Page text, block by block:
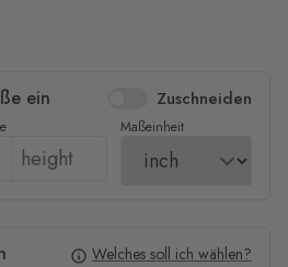
ein Zuschneiden
Maßeinheit
Welches soll ich wählen?